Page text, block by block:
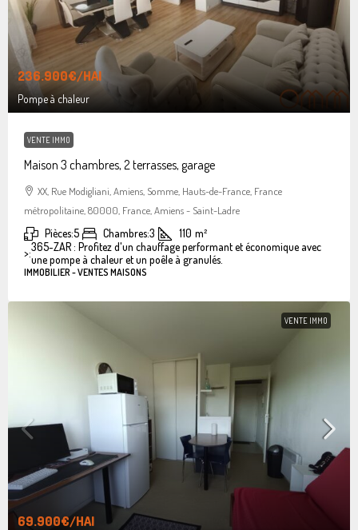
236.900€/HAI
Pompe à chaleur
VENTE IMMO
Maison 3 chambres, 2 terrasses, garage
XX, Rue Modigliani, Amiens, Somme, Hauts-de-France, France
métropolitaine, 80000, France, Amiens - Saint-Ladre
Pièces:5 Chambres:3 110 m²
>:365-ZAR : Profitez d'un chauffage performant et économique avec
une pompe à chaleur et un poêle à granulés.
IMMOBILIER - VENTES MAISONS
VENTE IMMO
69.900€/HAI